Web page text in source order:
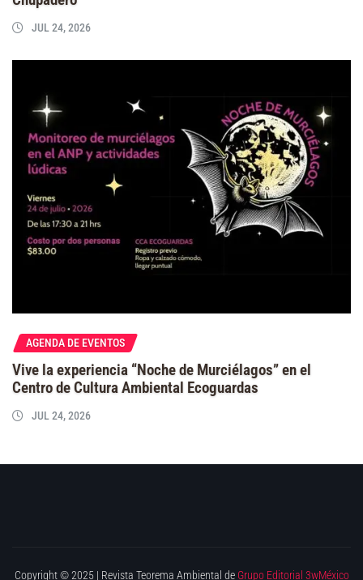
JUL 24, 2026
AGENDA DE EVENTOS
Vive la experiencia “Noche de Murciélagos” en el
Centro de Cultura Ambiental Ecoguardas
JUL 24, 2026
Copyright © 2025 | Revista Teorema Ambiental de Grupo Editorial 3wMéxico